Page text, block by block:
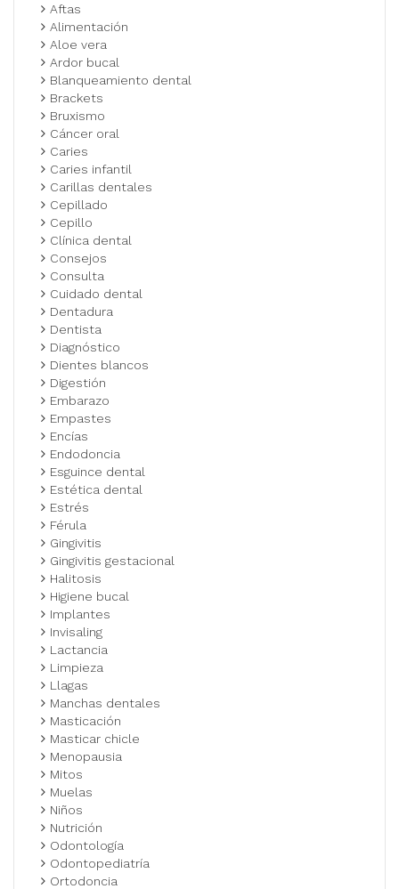
Aftas
Alimentación
Aloe vera
Ardor bucal
Blanqueamiento dental
Brackets
Bruxismo
Cáncer oral
Caries
Caries infantil
Carillas dentales
Cepillado
Cepillo
Clínica dental
Consejos
Consulta
Cuidado dental
Dentadura
Dentista
Diagnóstico
Dientes blancos
Digestión
Embarazo
Empastes
Encías
Endodoncia
Esguince dental
Estética dental
Estrés
Férula
Gingivitis
Gingivitis gestacional
Halitosis
Higiene bucal
Implantes
Invisaling
Lactancia
Limpieza
Llagas
Manchas dentales
Masticación
Masticar chicle
Menopausia
Mitos
Muelas
Niños
Nutrición
Odontología
Odontopediatría
Ortodoncia